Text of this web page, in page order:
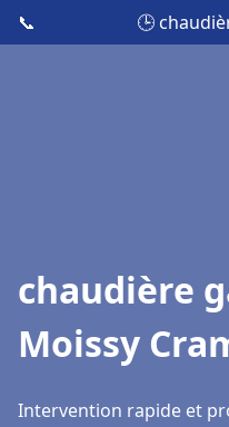
📞 🕒
chaudière
Moissy
Intervention rapide et